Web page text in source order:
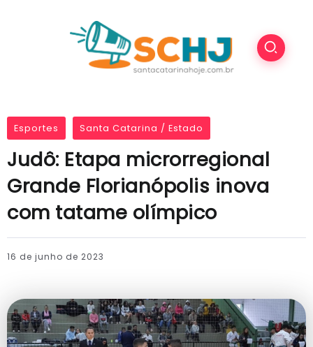
Esportes Santa Catarina / Estado
Judô: Etapa microrregional
Grande Florianópolis inova
com tatame olímpico
16 de junho de 2023